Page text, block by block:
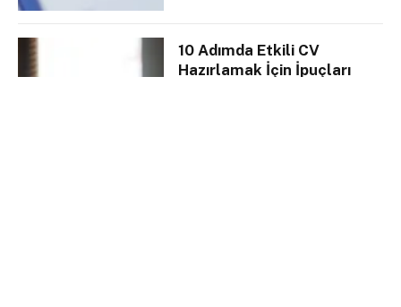
10 Adımda Etkili CV
Hazırlamak İçin İpuçları